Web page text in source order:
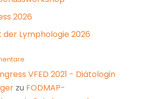
2026
der Lymphologie 2026
VFED 2021 - Diätologin
zu FODMAP-